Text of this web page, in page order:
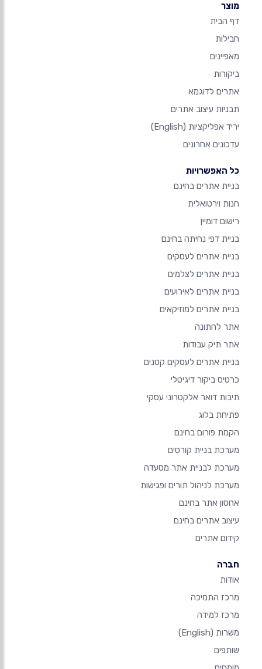
מוצר
דף הבית
חבילות
מאפיינים
ביקורות
אתרים לדוגמא
תבניות עיצוב אתרים
יריד אפליקציות (English)
עדכונים אחרונים
כל האפשרויות
בניית אתרים בחינם
חנות וירטואלית
רישום דומיין
בניית דפי נחיתה בחינם
בניית אתרים לעסקים
בניית אתרים לצלמים
בניית אתרים לאירועים
בניית אתרים למוזיקאים
אתר לחתונה
אתר תיק עבודות
בניית אתרים לעסקים קטנים
כרטיס ביקור דיגיטלי
תיבות דואר אלקטרוני עסקי
פתיחת בלוג
הקמת פורום בחינם
מערכת בניית קורסים
מערכת לבניית אתר מסעדה
מערכת לניהול תורים ופגישות
אחסון אתר בחינם
עיצוב אתרים בחינם
קידום אתרים
חברה
אודות
מרכז התמיכה
מרכז למידה
משרות (English)
שותפים